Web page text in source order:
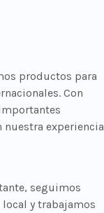
productos para
Con
experiencia
seguimos
y trabajamos